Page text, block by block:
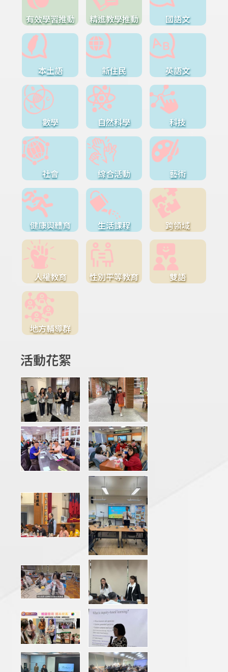
有效學習推動 精進教學推動 國語文
本土語 新住民 英語文
數學 自然科學 科技
社會 綜合活動 藝術
健康與體育 生活課程 跨領域
人權教育 性別平等教育 雙語
地方輔導群
活動花絮